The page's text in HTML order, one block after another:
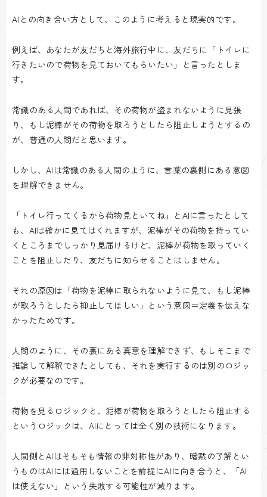
AIとの向き合い方として、このように考えると現実的です。
例えば、あなたが友だちと海外旅行中に、友だちに「トイレに
行きたいので荷物を見ておいてもらいたい」と言ったとしま
す。
常識のある人間であれば、その荷物が盗まれないように見張
り、もし泥棒がその荷物を取ろうとしたら阻止しようとするの
が、普通の人間だと思います。
しかし、AIは常識のある人間のように、言葉の裏側にある意図
を理解できません。
「トイレ行ってくるから荷物見といてね」とAIに言ったとして
も、AIは確かに見てはくれますが、泥棒がその荷物を持ってい
くところまでしっかり見届けるけど、泥棒が荷物を取っていく
ことを阻止したり、友だちに知らせることはしません。
それの原因は「荷物を泥棒に取られないように見て、もし泥棒
が取ろうとしたら抑止してほしい」という意図＝定義を伝えな
かったためです。
人間のように、その裏にある真意を理解できず、もしそこまで
推論して解釈できたとしても、それを実行するのは別のロジッ
クが必要なのです。
荷物を見るロジックと、泥棒が荷物を取ろうとしたら阻止する
というロジックは、AIにとっては全く別の技術になります。
人間側とAIはそもそも情報の非対称性があり、暗黙の了解とい
うものはAIには通用しないことを前提にAIに向き合うと、「AI
は使えない」という失敗する可能性が減ります。